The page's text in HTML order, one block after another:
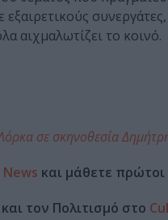
αιχμαλωτίζει το κοινό.
σε σκηνοθεσία
και μάθετε πρώτοι
τον Πολιτισμό στο